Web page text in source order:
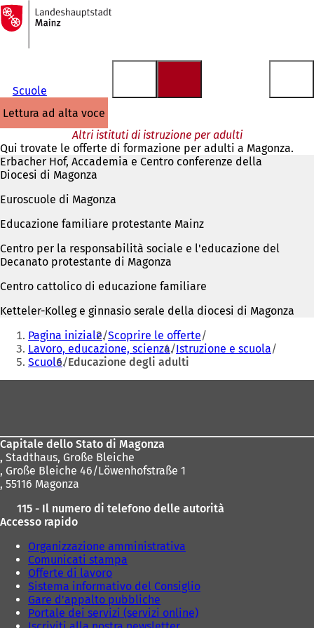
Vai al contenuto
Alla
pagina
iniziale
Scuole
lettura ad alta voce
Altri istituti di istruzione per adulti
Qui trovate le offerte di formazione per adulti a Magonza.
Erbacher Hof, Accademia e Centro conferenze della
Diocesi di Magonza
Euroscuole di Magonza
Educazione familiare protestante Mainz
Centro per la responsabilità sociale e l'educazione del
Decanato protestante di Magonza
Centro cattolico di educazione familiare
Ketteler-Kolleg e ginnasio serale della diocesi di Magonza
Siete
qui:
Pagina iniziale Scoprire le offerte
Lavoro, educazione, scienza Istruzione e scuola
Scuole Educazione degli adulti
Capitale dello Stato di Magonza
, Stadthaus, Große Bleiche
, Große Bleiche 46/Löwenhofstraße 1
, 55116 Magonza
115 - Il numero di telefono delle autorità
Accesso rapido
Organizzazione amministrativa
Comunicati stampa
Offerte di lavoro
Sistema informativo del Consiglio
Gare d'appalto pubbliche
Portale dei servizi (servizi online)